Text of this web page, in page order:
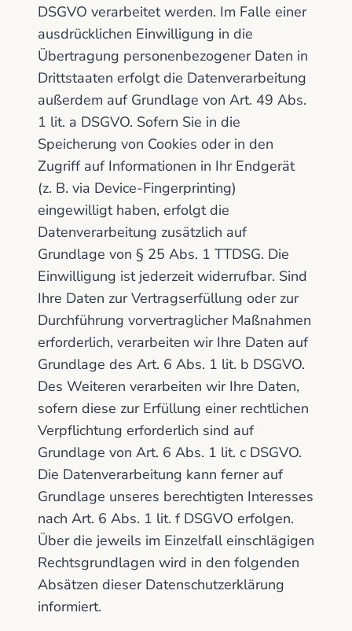
DSGVO verarbeitet werden. Im Falle einer
ausdrücklichen Einwilligung in die
Übertragung personenbezogener Daten in
Drittstaaten erfolgt die Datenverarbeitung
außerdem auf Grundlage von Art. 49 Abs.
1 lit. a DSGVO. Sofern Sie in die
Speicherung von Cookies oder in den
Zugriff auf Informationen in Ihr Endgerät
(z. B. via Device-Fingerprinting)
eingewilligt haben, erfolgt die
Datenverarbeitung zusätzlich auf
Grundlage von § 25 Abs. 1 TTDSG. Die
Einwilligung ist jederzeit widerrufbar. Sind
Ihre Daten zur Vertragserfüllung oder zur
Durchführung vorvertraglicher Maßnahmen
erforderlich, verarbeiten wir Ihre Daten auf
Grundlage des Art. 6 Abs. 1 lit. b DSGVO.
Des Weiteren verarbeiten wir Ihre Daten,
sofern diese zur Erfüllung einer rechtlichen
Verpflichtung erforderlich sind auf
Grundlage von Art. 6 Abs. 1 lit. c DSGVO.
Die Datenverarbeitung kann ferner auf
Grundlage unseres berechtigten Interesses
nach Art. 6 Abs. 1 lit. f DSGVO erfolgen.
Über die jeweils im Einzelfall einschlägigen
Rechtsgrundlagen wird in den folgenden
Absätzen dieser Datenschutzerklärung
informiert.